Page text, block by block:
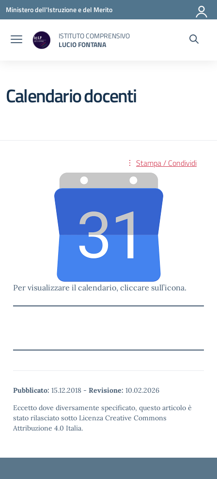
Vai ai contenuti
Vai al menu di navigazione
Vai al footer
Ministero dell'Istruzione e del Merito
ISTITUTO COMPRENSIVO
LUCIO FONTANA
Calendario docenti
Stampa / Condividi
Per visualizzare il calendario, cliccare sull’icona.
Pubblicato: 15.12.2018 - Revisione: 10.02.2026
Eccetto dove diversamente specificato, questo articolo è
stato rilasciato sotto Licenza Creative Commons
Attribuzione 4.0 Italia.